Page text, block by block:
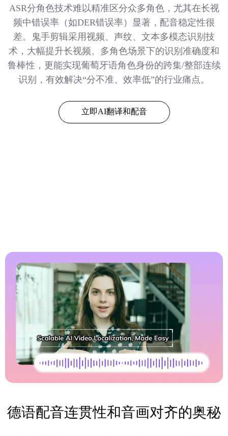
ASR分角色技术难以精准区分众多角色，尤其在长视
频中错误率（如DER错误率）显著，配音稳定性很
差。鬼手剪辑采用视频、声纹、文本多模态识别技
术，大幅提升长视频、多角色场景下的识别准确度和
鲁棒性，更能实现葡萄牙语角色身份的跨集/整部连续
识别，有效解决“分不准、效率低”的行业痛点。
立即AI翻译和配音
德语配音连贯性和音画对齐的奥秘